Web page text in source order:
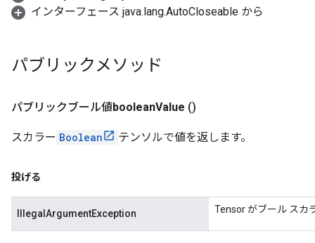
インターフェース java.lang.AutoCloseable から
パブリックメソッド
パブリックブール値booleanValue ()
スカラー Boolean テンソルで値を返します。
投げる
IllegalArgumentException Tensor がブール スカ